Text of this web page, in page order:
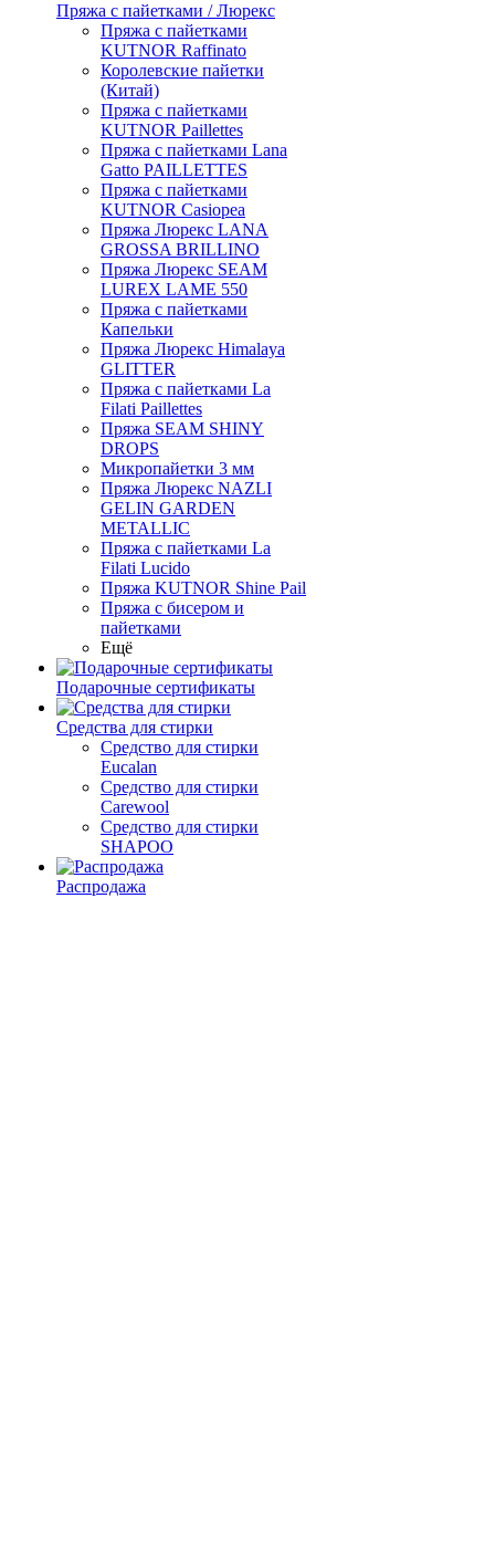
Пряжа с пайетками / Люрекс
Пряжа с пайетками
KUTNOR Raffinato
Королевские пайетки
(Китай)
Пряжа с пайетками
KUTNOR Paillettes
Пряжа с пайетками Lana
Gatto PAILLETTES
Пряжа с пайетками
KUTNOR Casiopea
Пряжа Люрекс LANA
GROSSA BRILLINO
Пряжа Люрекс SEAM
LUREX LAME 550
Пряжа с пайетками
Капельки
Пряжа Люрекс Himalaya
GLITTER
Пряжа с пайетками La
Filati Paillettes
Пряжа SEAM SHINY
DROPS
Микропайетки 3 мм
Пряжа Люрекс NAZLI
GELIN GARDEN
METALLIC
Пряжа с пайетками La
Filati Lucido
Пряжа KUTNOR Shine Pail
Пряжа с бисером и
пайетками
Ещё
Подарочные сертификаты
Средства для стирки
Средство для стирки
Eucalan
Средство для стирки
Carewool
Средство для стирки
SHAPOO
Распродажа